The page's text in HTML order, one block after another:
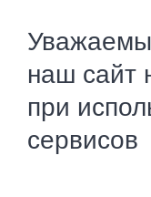
наш сайт
при
сервисов